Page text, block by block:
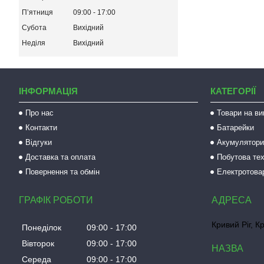
Пʼятниця
09:00
17:00
Субота
Вихідний
Неділя
Вихідний
ІНФОРМАЦІЯ
Про нас
Контакти
Відгуки
Доставка та оплата
Повернення та обмін
КАТЕГОРІЇ
Товари на
Батарейки
Акумулятори
Побутова
ГРАФІК РОБОТИ
Понеділок 09:00
17:00
Вівторок
09:00
17:00
Середа
09:00 17:00
Кривий Ріг,